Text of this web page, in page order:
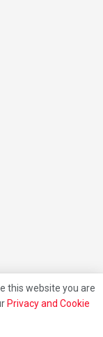
Us
this website you are
Privacy and Cookie